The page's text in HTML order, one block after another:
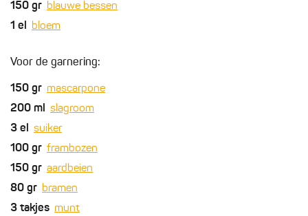
150 gr blauwe bessen
1 el bloem
Voor de garnering:
150 gr mascarpone
200 ml slagroom
3 el suiker
100 gr frambozen
150 gr aardbeien
80 gr bramen
3 takjes munt